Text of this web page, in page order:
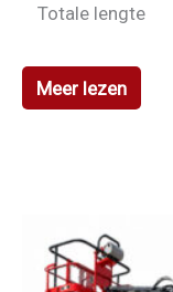
Totale lengte
Meer lezen